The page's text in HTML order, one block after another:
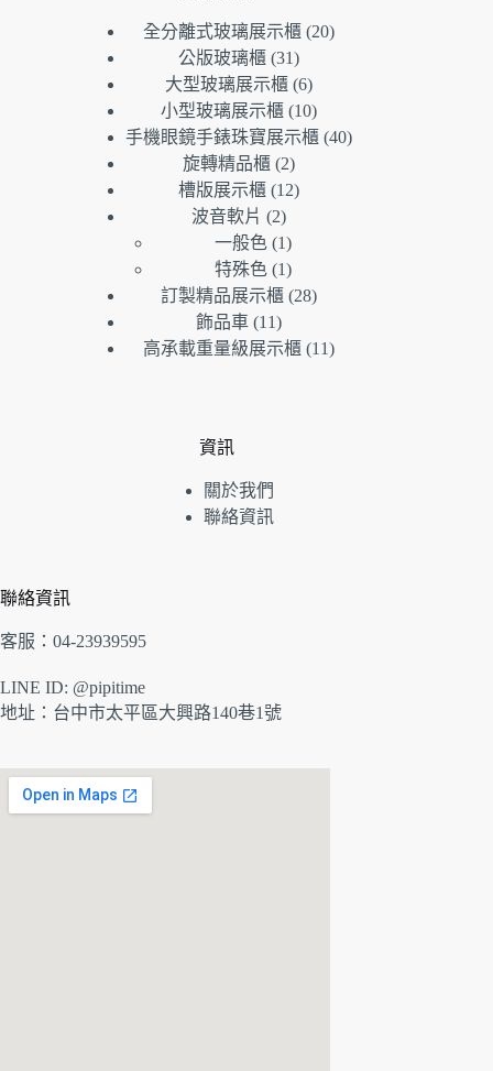
全分離式玻璃展示櫃 2020
公版玻璃櫃 3131
個
產
品
大型玻璃展示櫃 66
個
產
小型玻璃展示櫃 1010
個
手機眼鏡手錶珠寶展示櫃 4040
旋轉精品櫃 22
個
品
槽版展示櫃 1212
波音軟片 22
個
產
品
一般色 11
個
產
特殊色 11
個
品
訂製精品展示櫃 2828
產
飾品車 1111
個
高承載重量級展示櫃 1111
資訊
關於我們
聯絡資訊
聯絡資訊
客服：04-23939595
LINE ID: @pipitime
地址： 台中市太平區大興路140巷1號